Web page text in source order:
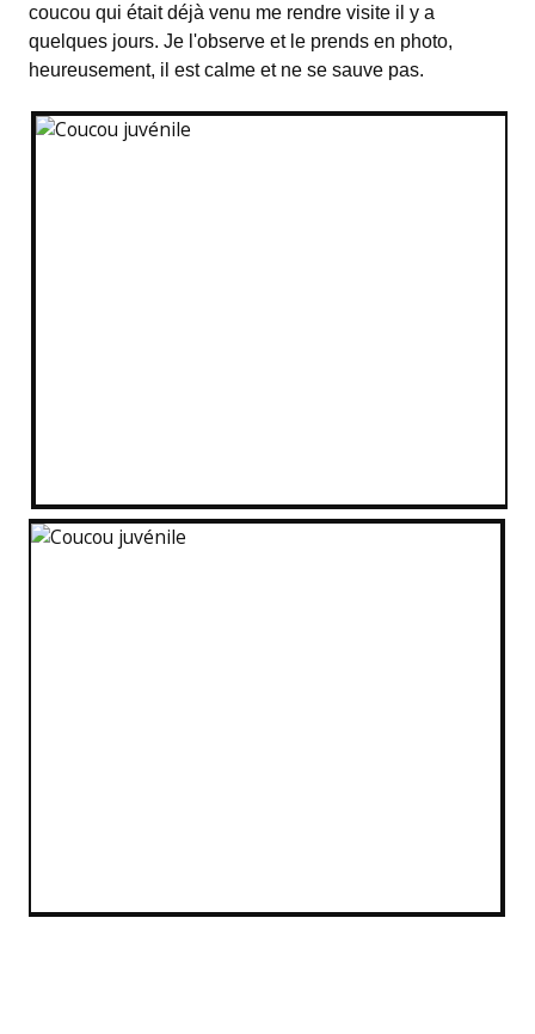
coucou qui était déjà venu me rendre visite il y a
quelques jours. Je l'observe et le prends en photo,
heureusement, il est calme et ne se sauve pas.